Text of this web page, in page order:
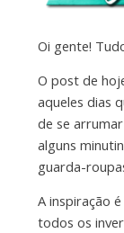
Oi gente!
O post de
aqueles dias
de se
alguns
guarda-
A inspiração é
todos os